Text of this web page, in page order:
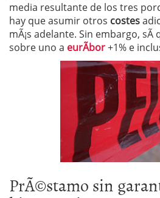
media resultante de los tres
hay que asumir otros costes
mÃ¡s adelante. Sin embargo, sÃ­
sobre uno a eurÃ­bor+1% e
PrÃ©stamo sin